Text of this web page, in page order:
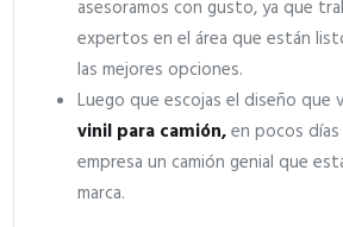
asesoramos con gusto, ya que
expertos en el área que están
las mejores opciones.
Luego que escojas el diseño que
vinil para camión,en pocos
empresa un camión genial que
marca.